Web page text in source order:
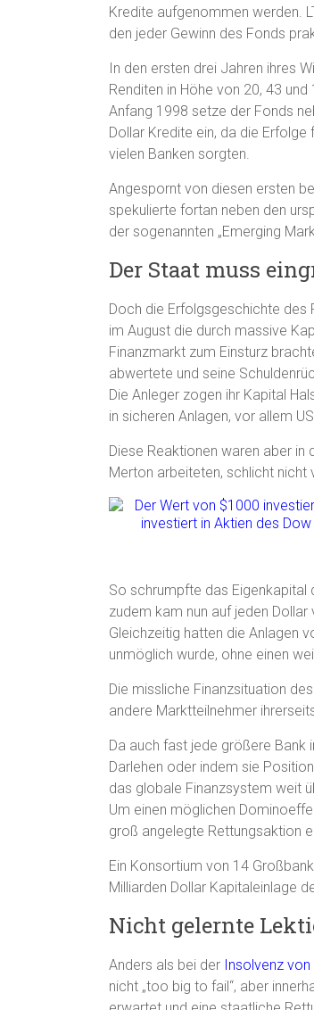
Kredite aufgenommen werden.
den jeder Gewinn des Fonds
In den ersten drei Jahren ihres
Renditen in Höhe von 20, 43 und
Anfang 1998 setze der Fonds
Dollar Kredite ein, da die
vielen Banken sorgten.
Angespornt von diesen ersten
spekulierte fortan neben den
der sogenannten „Emerging
Der Staat muss
Doch die Erfolgsgeschichte des
im August die durch massive
Finanzmarkt zum Einsturz
abwertete und seine
Die Anleger zogen ihr Kapital
in sicheren Anlagen, vor allem
Diese Reaktionen waren aber in
Merton arbeiteten, schlicht nicht
So schrumpfte das Eigenkapital
zudem kam nun auf jeden
Gleichzeitig hatten die Anlagen
unmöglich wurde, ohne einen
Die missliche Finanzsituation
andere Marktteilnehmer
Da auch fast jede größere Bank
Darlehen oder indem sie
das globale Finanzsystem weit
Um einen möglichen
groß angelegte Rettungsaktion
Ein Konsortium von 14
Milliarden Dollar Kapitaleinlage
Nicht gelernte
Anders als bei der Insolvenz
nicht „too big to fail“, aber